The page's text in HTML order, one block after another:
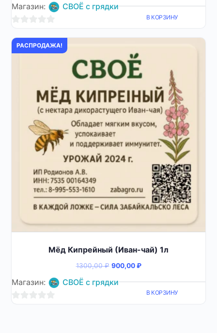
составляла450,00 ₽.
В КОРЗИНУ
Магазин: СВОЁ с грядки
из
5
РАСПРОДАЖА!
Мёд Кипрейный (Иван-чай) 1л
1300,00₽ Первоначальная
составляла
900,00₽Текущая
900,00 ₽.
В КОРЗИНУ
Магазин: СВОЁ с грядки